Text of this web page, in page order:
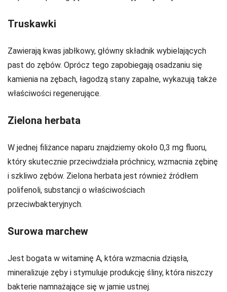
Truskawki
Zawierają kwas jabłkowy, główny składnik wybielających
past do zębów. Oprócz tego zapobiegają osadzaniu się
kamienia na zębach, łagodzą stany zapalne, wykazują także
właściwości regenerujące.
Zielona herbata
W jednej filiżance naparu znajdziemy około 0,3 mg fluoru,
który skutecznie przeciwdziała próchnicy, wzmacnia zębinę
i szkliwo zębów. Zielona herbata jest również źródłem
polifenoli, substancji o właściwościach
przeciwbakteryjnych.
Surowa marchew
Jest bogata w witaminę A, która wzmacnia dziąsła,
mineralizuje zęby i stymuluje produkcję śliny, która niszczy
bakterie namnażające się w jamie ustnej.